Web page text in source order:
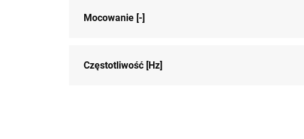
Mocowanie [-]
Częstotliwość [Hz]